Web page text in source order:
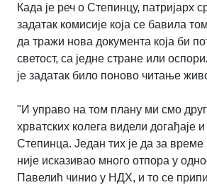
Када је реч о Степинцу, патријарх
задатак комисије која се бавила
да тражи нова документа која би
светост, са једне стране или
је задатак било поново читање
"И управо на том плану ми смо
хрватских колега видели догађаје
Степинца. Један тих је да за
није исказивао много отпора у
Павелић чинио у НДХ, и то се